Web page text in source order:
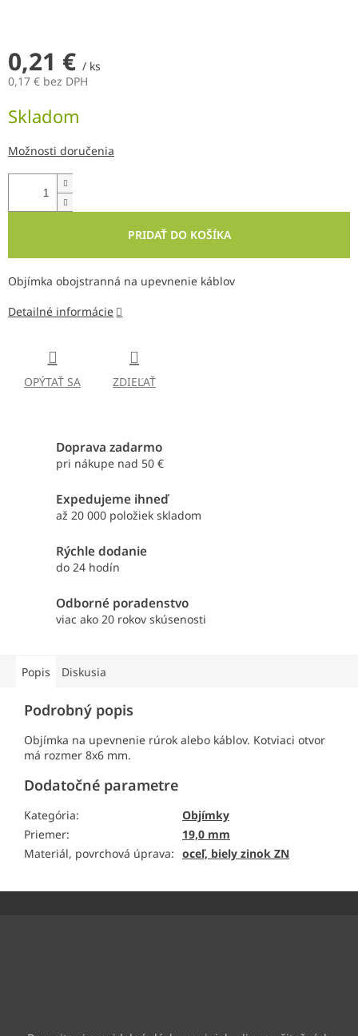
0,21 € / ks
0,17 € bez DPH
cena:
Skladom
Možnosti doručenia
PRIDAŤ DO KOŠÍKA
Objímka obojstranná na upevnenie káblov
Detailné informácie
OPÝTAŤ SA ZDIEĽAŤ
Doprava zadarmo
pri nákupe nad 50 €
Expedujeme ihneď
až 20 000 položiek skladom
Rýchle dodanie
do 24 hodín
Odborné poradenstvo
viac ako 20 rokov skúsenosti
Popis Diskusia
Podrobný popis
Objímka na upevnenie rúrok alebo káblov. Kotviaci otvor
má rozmer 8x6 mm.
Dodatočné parametre
Kategória:
Objímky
Priemer:
19,0 mm
Materiál, povrchová úprava: oceľ, biely zinok ZN